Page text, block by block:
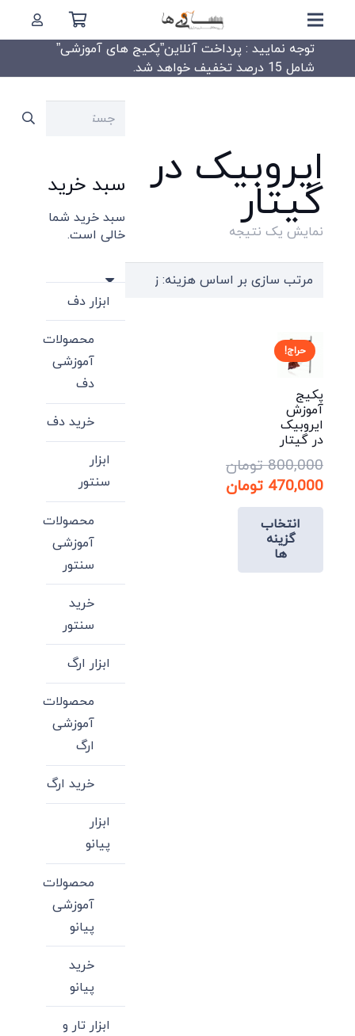
توجه نمایید : پرداخت آنلاین”پکیج های آموزشی”
شامل 15 درصد تخفیف خواهد شد.
ایروبیک در
گیتار
نمایش یک نتیجه
حراج!
پکیج
آموزش
ایروبیک
در گیتار
800,000 تومان
قیمت
اصلی:
800,000 تومان
470,000 تومان
قیمت
فعلی:
470,000 تومان.
انتخاب
گزینه
ها
جستجو
سبد خرید
سبد خرید شما
خالی است.
ابزار دف
محصولات
آموزشی
دف
خرید دف
ابزار
سنتور
محصولات
آموزشی
سنتور
خرید
سنتور
ابزار ارگ
محصولات
آموزشی
ارگ
خرید ارگ
ابزار
پیانو
محصولات
آموزشی
پیانو
خرید
پیانو
ابزار تار و